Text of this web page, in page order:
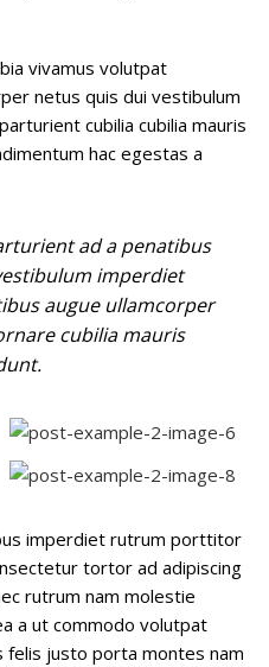
vivamus volutpat
netus quis dui vestibulum
cubilia cubilia mauris
hac egestas a
ad a penatibus
imperdiet
augue ullamcorper
cubilia mauris
imperdiet rutrum porttitor
tortor ad adipiscing
rutrum nam molestie
a ut commodo volutpat
felis justo porta montes nam